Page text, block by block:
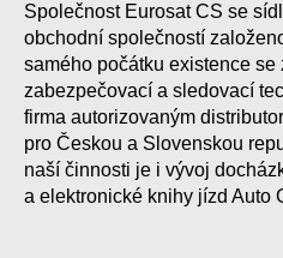
Společnost Eurosat CS se
obchodní společností
samého počátku existence
zabezpečovací a sledovací
firma autorizovaným
pro Českou a Slovenskou
naší činnosti je i vývoj
a elektronické knihy jízd Auto